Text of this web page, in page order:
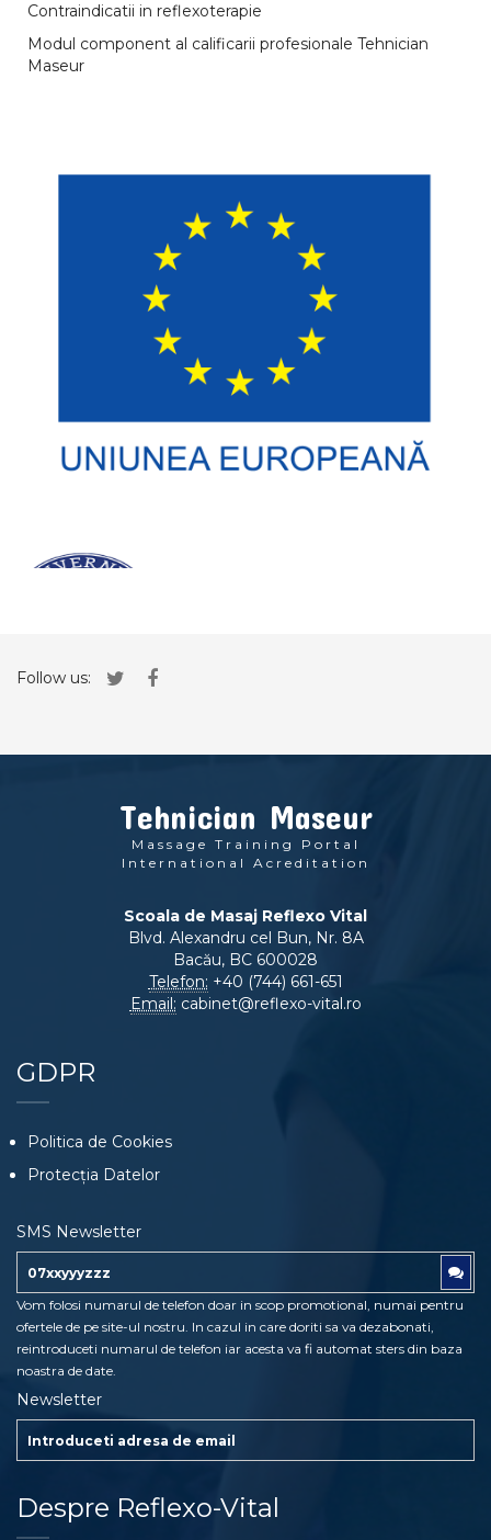
Contraindicatii in reflexoterapie
Modul component al calificarii profesionale Tehnician
Maseur
Follow us:
Tehnician Maseur
Massage Training Portal
International Acreditation
Scoala de Masaj Reflexo Vital
Blvd. Alexandru cel Bun, Nr. 8A
Bacău, BC 600028
Telefon: +40 (744) 661-651
Email: cabinet@reflexo-vital.ro
GDPR
Politica de Cookies
Protecția Datelor
SMS Newsletter
Vom folosi numarul de telefon doar in scop promotional, numai pentru
ofertele de pe site-ul nostru. In cazul in care doriti sa va dezabonati,
reintroduceti numarul de telefon iar acesta va fi automat sters din baza
noastra de date.
Newsletter
Despre Reflexo-Vital